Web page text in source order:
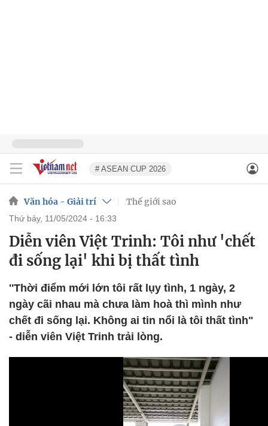
# ASEAN CUP 2026
Văn hóa - Giải trí Thế giới sao
thứ bảy, 11/05/2024 - 16:33
Diễn viên Việt Trinh: Tôi như 'chết
đi sống lại' khi bị thất tình
''Thời điểm mới lớn tôi rất lụy tình, 1 ngày, 2
ngày cãi nhau mà chưa làm hoà thì mình như
chết đi sống lại. Không ai tin nổi là tôi thất tình"
- diễn viên Việt Trinh trải lòng.